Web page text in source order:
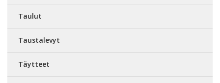
Taulut
Taustalevyt
Täytteet